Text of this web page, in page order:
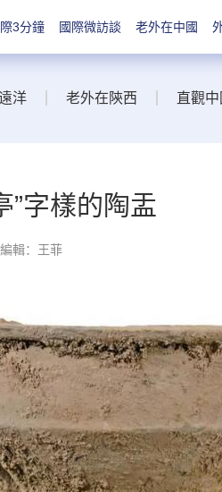
3分鐘 國際微訪談 老外在中國
洋 老外在陝西 直觀中
”字樣的陶盂
編輯：王菲